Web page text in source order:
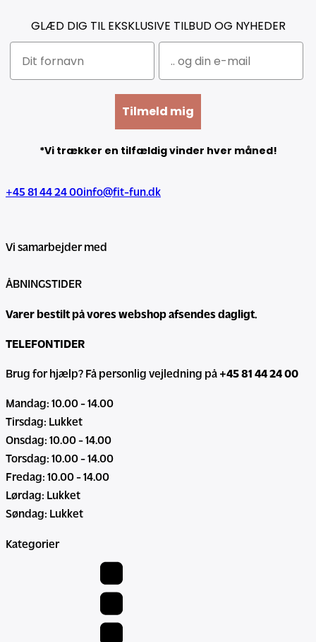
GLÆD DIG TIL EKSKLUSIVE TILBUD OG NYHEDER
Tilmeld mig
*Vi trækker en tilfældig vinder hver måned!
+45 81 44 24 00info@fit-fun.dk
Vi samarbejder med
ÅBNINGSTIDER
Varer bestilt på vores webshop afsendes dagligt.
TELEFONTIDER
Brug for hjælp? Få personlig vejledning på +45 81 44 24 00
Mandag: 10.00 - 14.00
Tirsdag: Lukket
Onsdag: 10.00 - 14.00
Torsdag: 10.00 - 14.00
Fredag: 10.00 - 14.00
Lørdag: Lukket
Søndag: Lukket
Kategorier